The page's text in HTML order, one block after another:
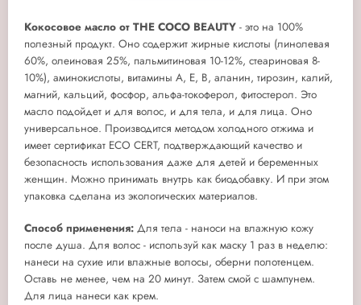
Кокосовое масло от THE COCO BEAUTY - это на 100%
полезный продукт. Оно содержит жирные кислоты (линолевая
60%, олеиновая 25%, пальмитиновая 10-12%, стеариновая 8-
10%), аминокислоты, витамины А, E, В, аланин, тирозин, калий,
магний, кальций, фосфор, альфа-токоферол, фитостерол. Это
масло подойдет и для волос, и для тела, и для лица. Оно
универсальное. Производится методом холодного отжима и
имеет сертификат ECO CERT, подтверждающий качество и
безопасность использования даже для детей и беременных
женщин. Можно принимать внутрь как биодобавку. И при этом
упаковка сделана из экологических материалов.
Способ применения: Для тела - наноси на влажную кожу
после душа. Для волос - используй как маску 1 раз в неделю:
нанеси на сухие или влажные волосы, оберни полотенцем.
Оставь не менее, чем на 20 минут. Затем смой с шампунем.
Для лица нанеси как крем.